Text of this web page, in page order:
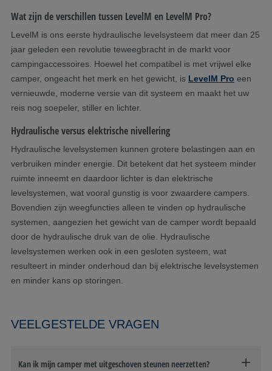
Wat zijn de verschillen tussen LevelM en LevelM Pro?
LevelM is ons eerste hydraulische levelsysteem dat meer dan 25
jaar geleden een revolutie teweegbracht in de markt voor
campingaccessoires. Hoewel het compatibel is met vrijwel elke
camper, ongeacht het merk en het gewicht, is LevelM Pro een
vernieuwde, moderne versie van dit systeem en maakt het uw
reis nog soepeler, stiller en lichter.
Hydraulische versus elektrische nivellering
Hydraulische levelsystemen kunnen grotere belastingen aan en
verbruiken minder energie. Dit betekent dat het systeem minder
ruimte inneemt en daardoor lichter is dan elektrische
levelsystemen, wat vooral gunstig is voor zwaardere campers.
Bovendien zijn weegfuncties alleen te vinden op hydraulische
systemen, aangezien het gewicht van de camper wordt bepaald
door de hydraulische druk van de olie. Hydraulische
levelsystemen werken ook in een gesloten systeem, wat
resulteert in minder onderhoud dan bij elektrische levelsystemen
en minder kans op storingen.
VEELGESTELDE VRAGEN
Kan ik mijn camper met uitgeschoven steunen neerzetten?